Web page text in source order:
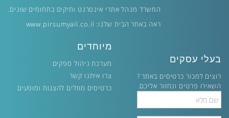
המשרד מנהל אתרי אינטרנט ותיקים בתחומים שונים.
ראה באתר הבית שלנו: www.pirsumyail.co.il
בעלי עסקים
רוצים למכור כרטיסים באתר ?
השאירו פרטים ונחזור אליכם.
Name
מיוחדים
מערכת ניהול ספקים
צרו איתנו קשר
כרטיסים מוזלים להצגות ומופעים